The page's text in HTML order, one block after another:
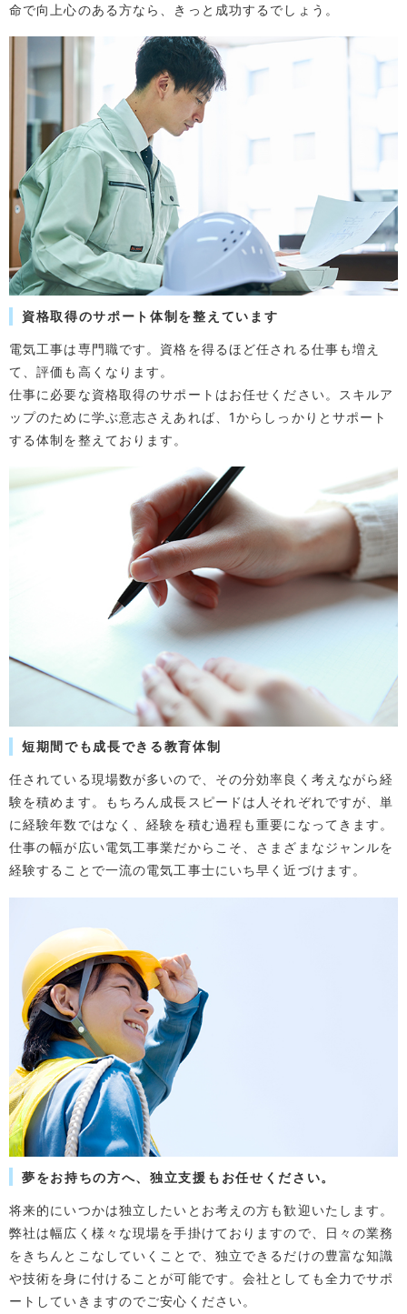
命で向上心のある方なら、きっと成功するでしょう。
資格取得のサポート体制を整えています
電気工事は専門職です。資格を得るほど任される仕事も増え
て、評価も高くなります。
仕事に必要な資格取得のサポートはお任せください。スキルア
ップのために学ぶ意志さえあれば、1からしっかりとサポート
する体制を整えております。
短期間でも成長できる教育体制
任されている現場数が多いので、その分効率良く考えながら経
験を積めます。もちろん成長スピードは人それぞれですが、単
に経験年数ではなく、経験を積む過程も重要になってきます。
仕事の幅が広い電気工事業だからこそ、さまざまなジャンルを
経験することで一流の電気工事士にいち早く近づけます。
夢をお持ちの方へ、独立支援もお任せください。
将来的にいつかは独立したいとお考えの方も歓迎いたします。
弊社は幅広く様々な現場を手掛けておりますので、日々の業務
をきちんとこなしていくことで、独立できるだけの豊富な知識
や技術を身に付けることが可能です。会社としても全力でサポ
ートしていきますのでご安心ください。